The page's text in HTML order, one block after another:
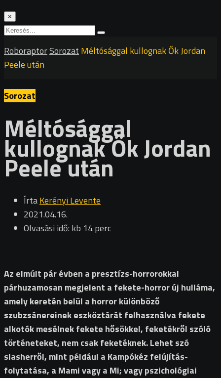
×
RoboraptorSorozat Méltósággal kullognak Ők Jordan
Peele után
Sorozat
Méltósággal
kullognak Ők Jordan
Peele után
ÍrtaKerényi Levente
2021.04.16.
Olvasási idő: kb 14 perc
Az elmúlt pár évben a presztízs-horrorokkal
párhuzamosan megjelent a fekete-horror új hulláma,
amely keretén belül a horror különböző
szubzsánereinek eszköztárát felhasználva fekete
alkotók mesélnek fekete hősökkel, feketékről szóló
történeteket, nem csak feketéknek. Lehet szó
slasherről, mint például a Kampókéz felújítás-
folytatása, a Mami vagy a Mi; vagy pszichológiai